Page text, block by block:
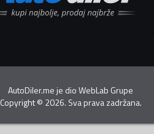
AutoDiler.me je dioWebLab Grupe
Copyright© 2026. Sva prava zadržana.